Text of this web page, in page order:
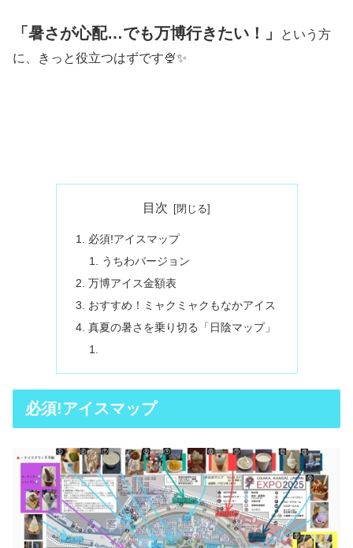
「暑さが心配…でも万博行きたい！」
という方
に、きっと役立つはずです🍨✨
目次
必須!アイスマップ
うちわバージョン
万博アイス金額表
おすすめ！ミャクミャクもなかアイス
真夏の暑さを乗り切る「日陰マップ」
必須!アイスマップ